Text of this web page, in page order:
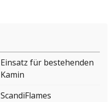
Einsatz für bestehenden
Kamin
ScandiFlames